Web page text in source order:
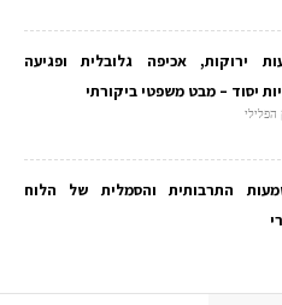
ירוקות, אכיפה גלובלית ופגיעה
יסוד – מבט משפטי ביקורתי
הפלילי
התרבותית והסמלית של הלוח